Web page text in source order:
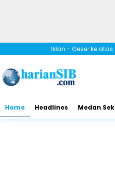
Iklan - Geser ke
Home Headlines Medan